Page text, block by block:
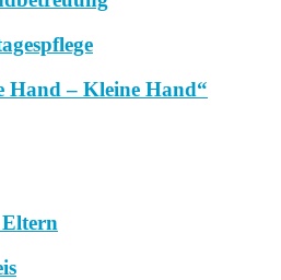
Hand – Kleine Hand“